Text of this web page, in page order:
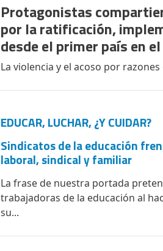
Protagonistas
por la ratificación,
desde el primer país en
La violencia y el acoso por
EDUCAR, LUCHAR, ¿Y CUIDAR?
Sindicatos de la educación
laboral, sindical y familiar
La frase de nuestra portada
trabajadoras de la educación al
su...